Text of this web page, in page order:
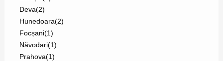
Deva(2)
Hunedoara(2)
Focșani(1)
Năvodari(1)
Prahova(1)